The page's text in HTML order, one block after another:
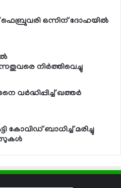
ഒന്നിന് ദോഹയില്‍
നിര്‍ത്തിവെച്ചു
വര്‍ദ്ധിപ്പിച്ച് ഖത്തര്‍
കോവിഡ് ബാധിച്ച് മരിച്ചു